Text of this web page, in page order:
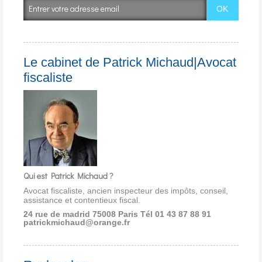
Le cabinet de Patrick Michaud|Avocat
fiscaliste
Qui est Patrick Michaud ?
Avocat fiscaliste, ancien inspecteur des impôts, conseil,
assistance et contentieux fiscal.
24 rue de madrid 75008 Paris Tél 01 43 87 88 91
patrickmichaud@orange.fr